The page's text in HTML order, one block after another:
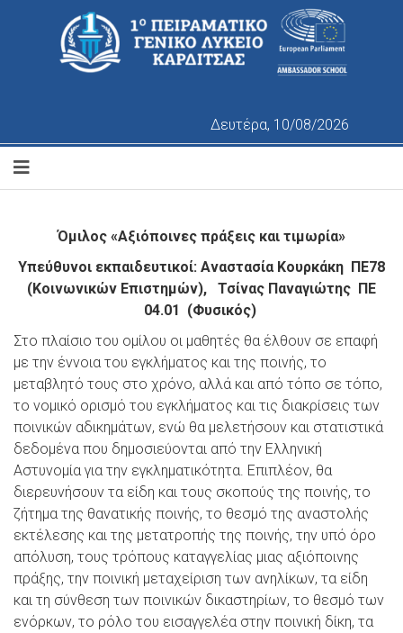
Δευτέρα, 10/08/2026
Όμιλος «Αξιόποινες πράξεις και τιμωρία»
Υπεύθυνοι εκπαιδευτικοί: Αναστασία Κουρκάκη ΠΕ78
(Κοινωνικών Επιστημών), Τσίνας Παναγιώτης ΠΕ
04.01 (Φυσικός)
Στο πλαίσιο του ομίλου οι μαθητές θα έλθουν σε επαφή
με την έννοια του εγκλήματος και της ποινής, το
μεταβλητό τους στο χρόνο, αλλά και από τόπο σε τόπο,
το νομικό ορισμό του εγκλήματος και τις διακρίσεις των
ποινικών αδικημάτων, ενώ θα μελετήσουν και στατιστικά
δεδομένα που δημοσιεύονται από την Ελληνική
Αστυνομία για την εγκληματικότητα. Επιπλέον, θα
διερευνήσουν τα είδη και τους σκοπούς της ποινής, το
ζήτημα της θανατικής ποινής, το θεσμό της αναστολής
εκτέλεσης και της μετατροπής της ποινής, την υπό όρο
απόλυση, τους τρόπους καταγγελίας μιας αξιόποινης
πράξης, την ποινική μεταχείριση των ανηλίκων, τα είδη
και τη σύνθεση των ποινικών δικαστηρίων, το θεσμό των
ενόρκων, το ρόλο του εισαγγελέα στην ποινική δίκη, τα